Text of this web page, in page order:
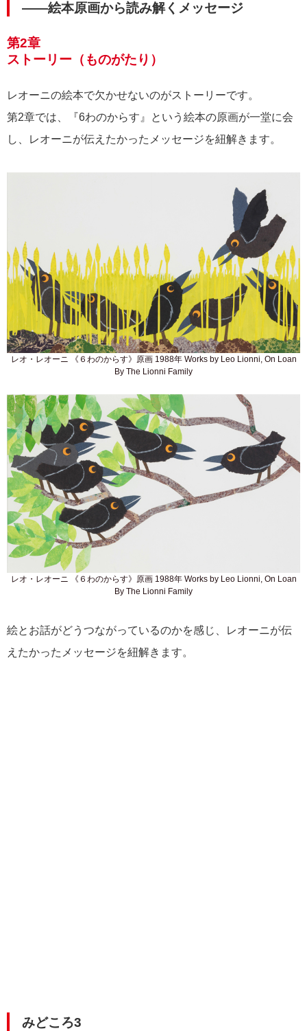
――絵本原画から読み解くメッセージ
第2章
ストーリー（ものがたり）
レオーニの絵本で欠かせないのがストーリーです。
第2章では、『6わのからす』という絵本の原画が一堂に会
し、レオーニが伝えたかったメッセージを紐解きます。
レオ・レオーニ 《６わのからす》原画 1988年 Works by Leo Lionni, On Loan
By The Lionni Family
レオ・レオーニ 《６わのからす》原画 1988年 Works by Leo Lionni, On Loan
By The Lionni Family
絵とお話がどうつながっているのかを感じ、レオーニが伝
えたかったメッセージを紐解きます。
みどころ3